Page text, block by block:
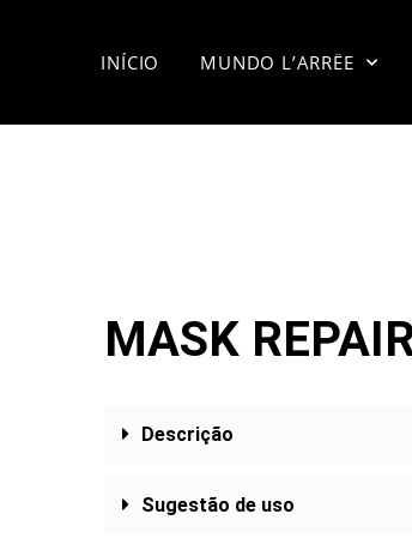
INÍCIO MUNDO L’ARRËE
MASK
Descrição
Sugestão de uso